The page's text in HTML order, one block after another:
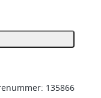
135866